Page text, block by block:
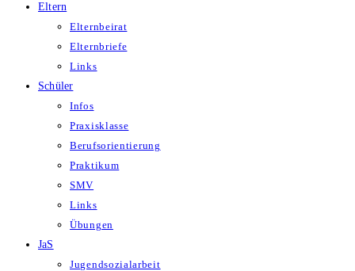
Eltern
Elternbeirat
Elternbriefe
Links
Schüler
Infos
Praxisklasse
Berufsorientierung
Praktikum
SMV
Links
Übungen
JaS
Jugendsozialarbeit